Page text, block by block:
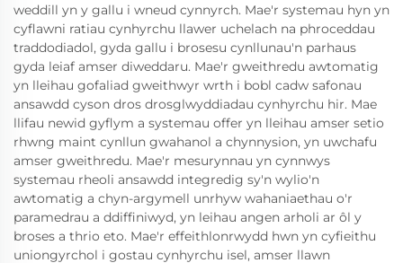
weddill yn y gallu i wneud cynnyrch. Mae'r systemau hyn yn
cyflawni ratiau cynhyrchu llawer uchelach na phroceddau
traddodiadol, gyda gallu i brosesu cynllunau'n parhaus
gyda leiaf amser diweddaru. Mae'r gweithredu awtomatig
yn lleihau gofaliad gweithwyr wrth i bobl cadw safonau
ansawdd cyson dros drosglwyddiadau cynhyrchu hir. Mae
llifau newid gyflym a systemau offer yn lleihau amser setio
rhwng maint cynllun gwahanol a chynnysion, yn uwchafu
amser gweithredu. Mae'r mesurynnau yn cynnwys
systemau rheoli ansawdd integredig sy'n wylio'n
awtomatig a chyn-argymell unrhyw wahaniaethau o'r
paramedrau a ddiffiniwyd, yn leihau angen arholi ar ôl y
broses a thrio eto. Mae'r effeithlonrwydd hwn yn cyfieithu
uniongyrchol i gostau cynhyrchu isel, amser llawn